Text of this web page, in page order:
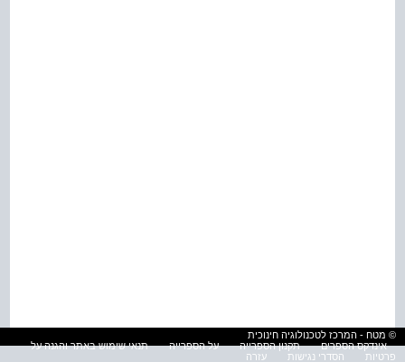
© מטח - המרכז לטכנולוגיה חינוכית
אינדקס הספרים
תקנון הספרייה על הספרייה
תנאי שימוש באתר והגנה על
פרטיות
הסדרי נגישות עזרה